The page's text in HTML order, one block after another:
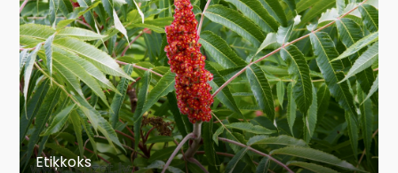
Etiķkoks